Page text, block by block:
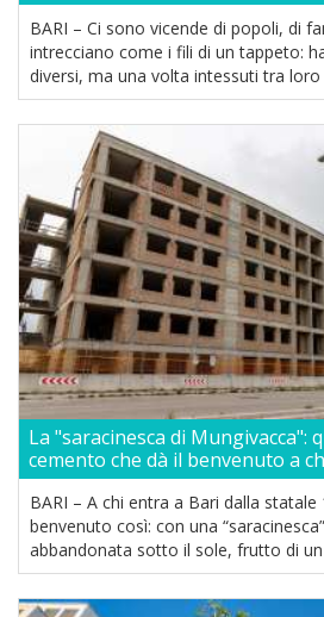
BARI – Ci sono vicende di popoli, di
intrecciano come i fili di un tappeto:
diversi, ma una volta intessuti tra
La "saracinesca di Mungivacca":
cemento che dà il benvenuto a
BARI – A chi entra a Bari dalla statale
benvenuto così: con una
abbandonata sotto il sole, frutto di un